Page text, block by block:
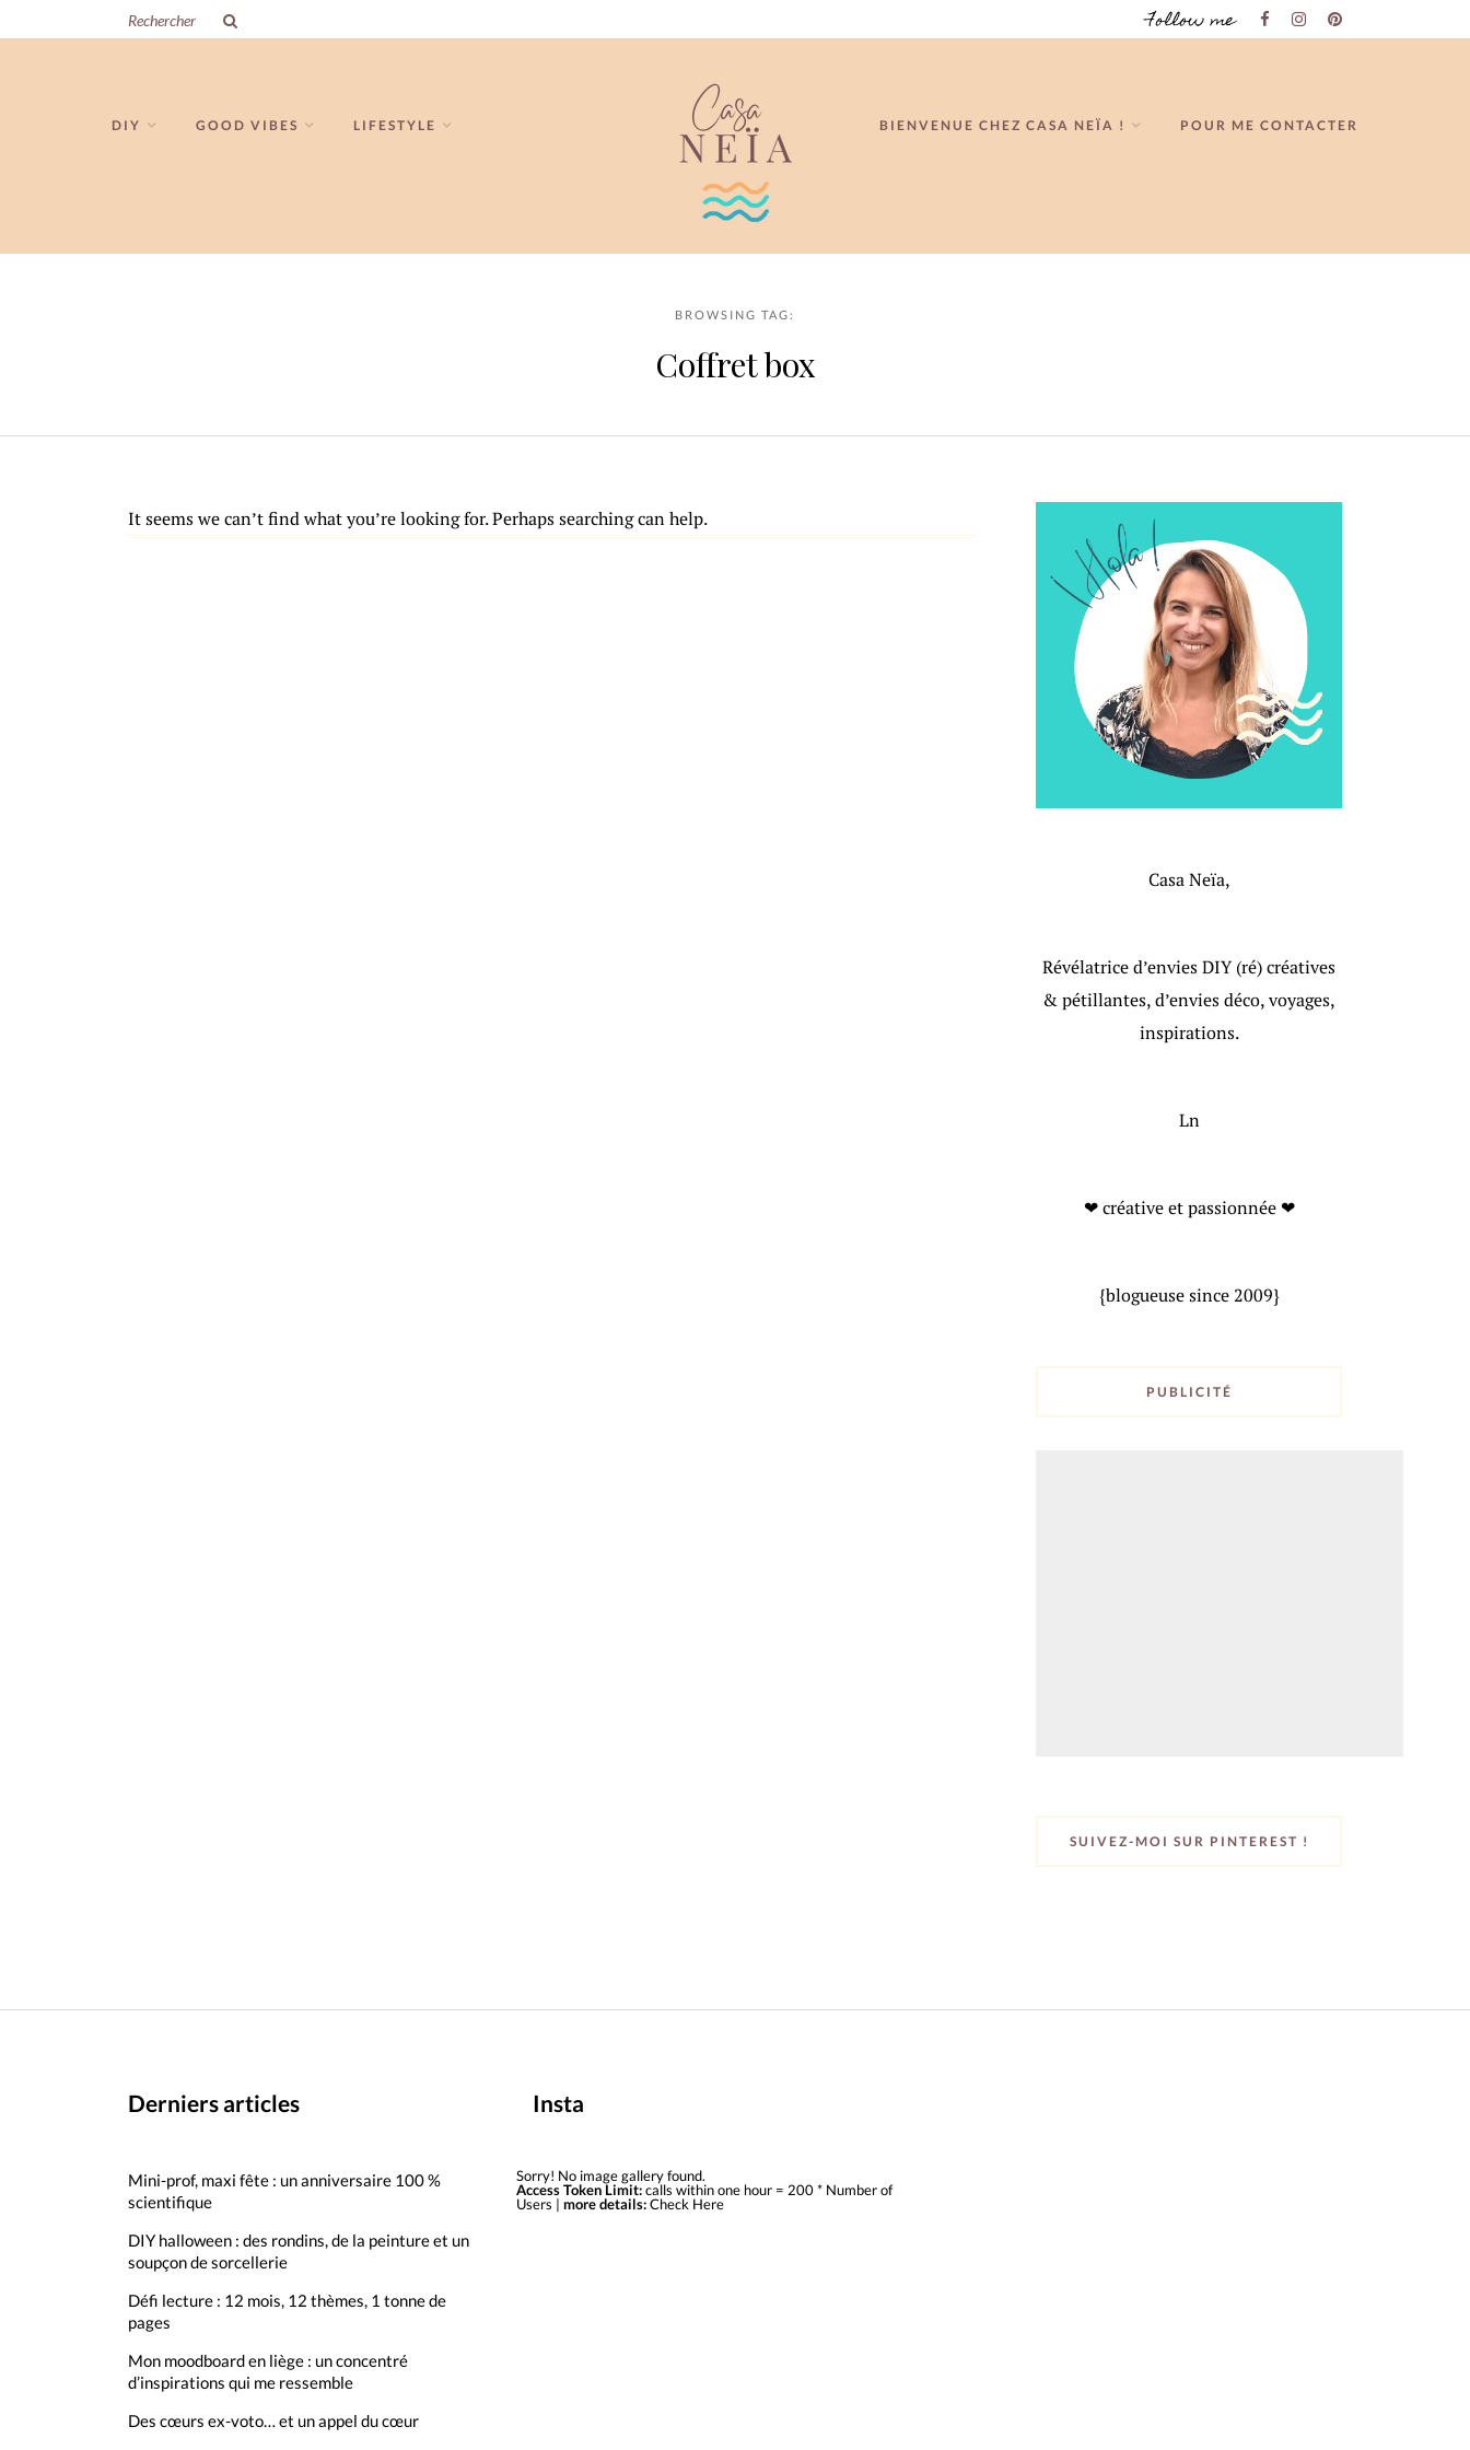
Follow me
DIY GOOD VIBES LIFESTYLE BIENVENUE CHEZ CASA NEÏA ! POUR ME CONTACTER
BROWSING TAG:
Coffret box
It seems we can’t find what you’re looking for. Perhaps searching can help.
Casa Neïa,
Révélatrice d’envies DIY (ré) créatives
& pétillantes, d’envies déco, voyages,
inspirations.
Ln
❤ créative et passionnée ❤
{blogueuse since 2009}
PUBLICITÉ
SUIVEZ-MOI SUR PINTEREST !
Derniers articles
Mini-prof, maxi fête : un anniversaire 100 %
scientifique
DIY halloween : des rondins, de la peinture et un
soupçon de sorcellerie
Défi lecture : 12 mois, 12 thèmes, 1 tonne de
pages
Mon moodboard en liège : un concentré
d’inspirations qui me ressemble
Des cœurs ex-voto… et un appel du cœur
Insta
Sorry! No image gallery found.
Access Token Limit:calls within one hour = 200 * Number of
Users | more details: Check Here